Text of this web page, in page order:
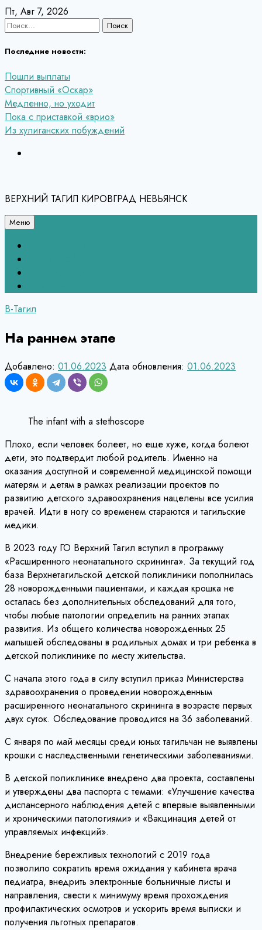
Перейти
к
Пт, Авг 7, 2026
Найти:
Последние новости:
Пошли выплаты
Спортивный «Оскар»
Медленно, но уходит
Пока с приставкой «врио»
Из хулиганских побуждений
ВЕРХНИЙ ТАГИЛ КИРОВГРАД НЕВЬЯНСК
Меню
В-Тагил
На раннем этапе
Добавлено: 01.06.2023 Дата обновления: 01.06.2023
The infant with a stethoscope
Плохо, если человек болеет, но еще хуже, когда болеют
дети, это подтвердит любой родитель. Именно на
оказания доступной и современной медицинской помощи
матерям и детям в рамках реализации проектов по
развитию детского здравоохранения нацелены все усилия
врачей. Идти в ногу со временем стараются и тагильские
медики.
В 2023 году ГО Верхний Тагил вступил в программу
«Расширенного неонатального скрининга». За текущий год
база Верхнетагильской детской поликлиники пополнилась
28 новорожденными пациентами, и каждая крошка не
осталась без дополнительных обследований для того,
чтобы любые патологии определить на ранних этапах
развития. Из общего количества новорожденных 25
малышей обследованы в родильных домах и три ребенка в
детской поликлинике по месту жительства.
С начала этого года в силу вступил приказ Министерства
здравоохранения о проведении новорожденным
расширенного неонатального скрининга в возрасте первых
двух суток. Обследование проводится на 36 заболеваний.
С января по май месяцы среди юных тагильчан не выявлены
крошки с наследственными генетическими заболеваниями.
В детской поликлинике внедрено два проекта, составлены
и утверждены два паспорта с темами: «Улучшение качества
диспансерного наблюдения детей с впервые выявленными
и хроническими патологиями» и «Вакцинация детей от
управляемых инфекций».
Внедрение бережливых технологий с 2019 года
позволило сократить время ожидания у кабинета врача
педиатра, внедрить электронные больничные листы и
направления, свести к минимуму время прохождения
профилактических осмотров и ускорить время выписки и
получения льготных препаратов.